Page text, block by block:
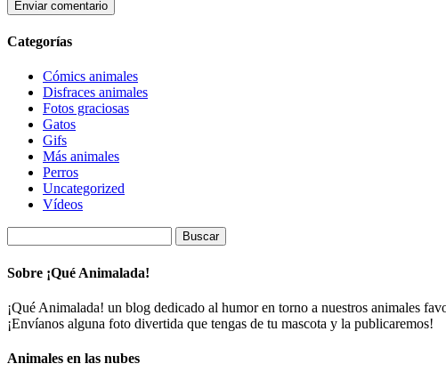
Categorías
Cómics animales
Disfraces animales
Fotos graciosas
Gatos
Gifs
Más animales
Perros
Uncategorized
Vídeos
Sobre ¡Qué Animalada!
¡Qué Animalada! un blog dedicado al humor en torno a nuestros animales
¡Envíanos alguna foto divertida que tengas de tu mascota y la publicaremos!
Animales en las nubes